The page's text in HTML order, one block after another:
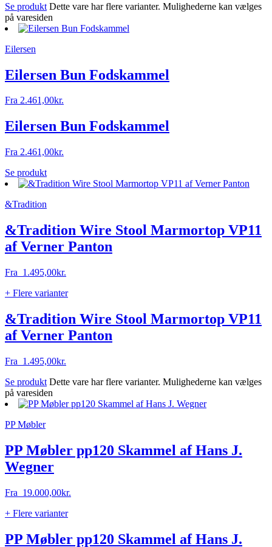
Se produkt Dette vare har flere varianter. Mulighederne kan vælges
på varesiden
Eilersen
Eilersen Bun Fodskammel
Fra 2.461,00kr.
Eilersen Bun Fodskammel
Fra 2.461,00kr.
Se produkt
&Tradition
&Tradition Wire Stool Marmortop VP11
af Verner Panton
Fra 1.495,00kr.
+ Flere varianter
&Tradition Wire Stool Marmortop VP11
af Verner Panton
Fra 1.495,00kr.
Se produkt Dette vare har flere varianter. Mulighederne kan vælges
på varesiden
PP Møbler
PP Møbler pp120 Skammel af Hans J.
Wegner
Fra 19.000,00kr.
+ Flere varianter
PP Møbler pp120 Skammel af Hans J.